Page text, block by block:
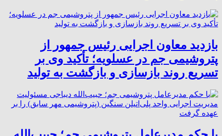
بازدید معاون اجرایی رئیس جمهور از
پتروشیمی جم در عسلویه؛ تأکید وی بر
تسریع روند بازسازی و بازگشت به تولید